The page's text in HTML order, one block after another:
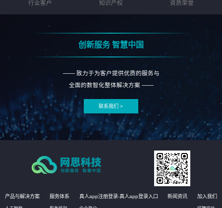
行业客户 知识产权 资质荣誉
创新服务 智慧中国
—— 致力于为客户提供优质的服务与
全面的数智化整体解决方案 ——
联系我们 >
产品与解决方案 服务体系 真人app注册登录-真人app登录入口 新闻资讯 加入我们